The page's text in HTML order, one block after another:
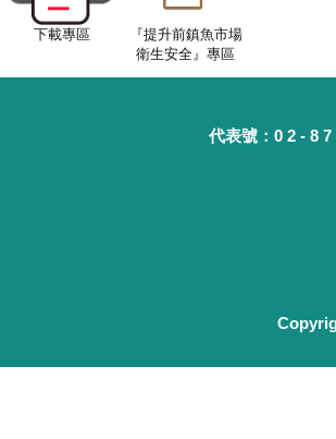
下載專區
『提升前鎮魚市場
衛生安全』專區
代表號：0 2 - 8